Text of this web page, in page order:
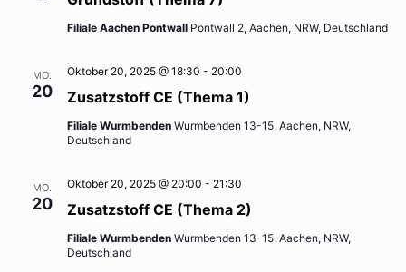
Filiale Aachen Pontwall Pontwall 2, Aachen, NRW, Deutschland
MO.
20 Zusatzstoff CE (Thema 1)
Oktober 20, 2025 @ 18:30 - 20:00
Filiale Wurmbenden Wurmbenden 13-15, Aachen, NRW,
Deutschland
MO.
20 Zusatzstoff CE (Thema 2)
Oktober 20, 2025 @ 20:00 - 21:30
Filiale Wurmbenden Wurmbenden 13-15, Aachen, NRW,
Deutschland